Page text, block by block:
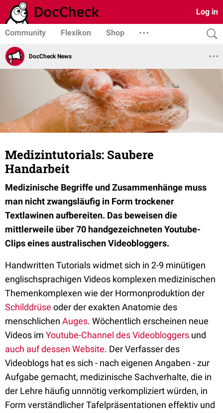
Log in
Community Flexikon Shop
DocCheck News
Medizintutorials: Saubere
Handarbeit
Medizinische Begriffe und Zusammenhänge muss
man nicht zwangsläufig in Form trockener
Textlawinen aufbereiten. Das beweisen die
mittlerweile über 70 handgezeichneten Youtube-
Clips eines australischen Videobloggers.
Handwritten Tutorials widmet sich in 2-9 minütigen
englischsprachigen Videos komplexen medizinischen
Themenkomplexen wie der Hormonproduktion der
Schilddrüse oder der exakten Anatomie des
menschlichen Auges. Wöchentlich erscheinen neue
Videos im Youtube-Channel des Videobloggers und
auch auf dessen Website. Der Verfasser des
Videoblogs hat es sich - nach eigenen Angaben - zur
Aufgabe gemacht, medizinische Sachverhalte, die in
der Lehre häufig unnnötig verkompliziert würden, in
Form verständlicher Tafelpräsentationen effektiv und